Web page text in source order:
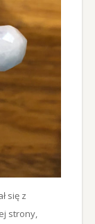
się z
strony,